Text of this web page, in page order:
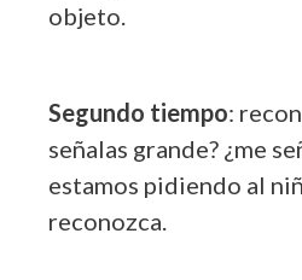
objeto.
Segundo tiempo:
señalas grande? ¿me
estamos pidiendo al
reconozca.